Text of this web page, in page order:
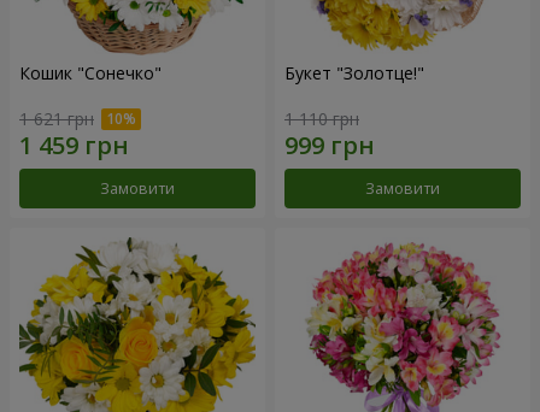
Кошик "Сонечко"
1 621 грн
Замовити
Букет "Золотце!"
1 110 грн
Замовити